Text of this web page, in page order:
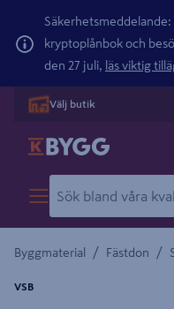
kryptoplånbok och
den 27 juli, läs viktig
Välj butik
Byggmaterial / Fästdon /
VSB